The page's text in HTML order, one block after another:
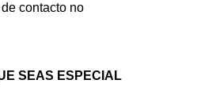
contacto no
SEAS ESPECIAL